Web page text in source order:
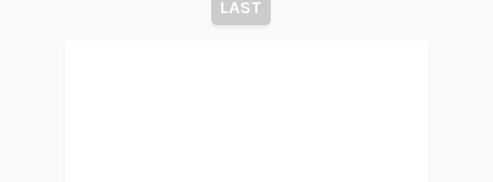
LAST